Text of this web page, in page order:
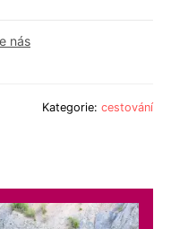
nás
Kategorie: cestování